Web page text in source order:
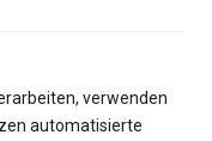
verwenden
automatisierte